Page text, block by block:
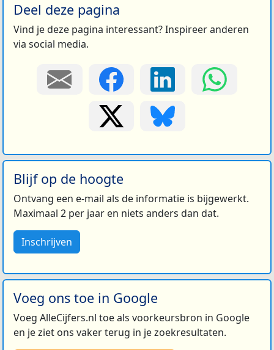
Deel deze pagina
Vind je deze pagina interessant? Inspireer anderen
via social media.
Blijf op de hoogte
Ontvang een e-mail als de informatie is bijgewerkt.
Maximaal 2 per jaar en niets anders dan dat.
Inschrijven
Voeg ons toe in Google
Voeg AlleCijfers.nl toe als voorkeursbron in Google
en je ziet ons vaker terug in je zoekresultaten.